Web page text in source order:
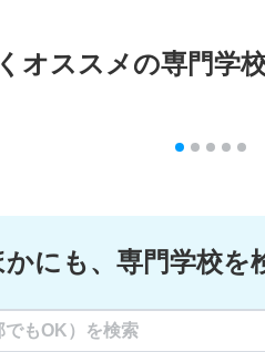
オススメの専門学
にも、 専門学校を